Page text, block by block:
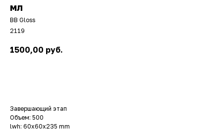
мл
BB Gloss
2119
1500,00 руб.
Завершающий этап
Объем: 500
lwh: 60x60x235 mm